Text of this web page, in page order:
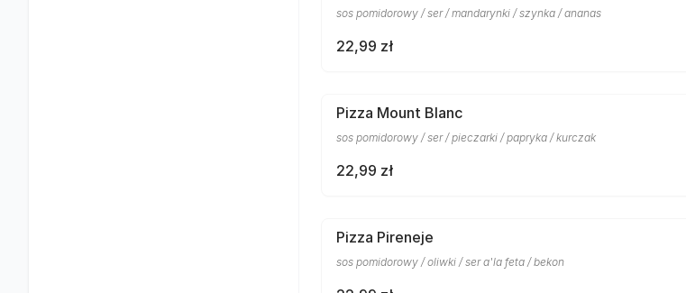
sos pomidorowy / ser / mandarynki / szynka / ananas
22,99 zł
Pizza Mount Blanc
sos pomidorowy / ser / pieczarki / papryka / kurczak
22,99 zł
Pizza Pireneje
sos pomidorowy / oliwki / ser a'la feta / bekon